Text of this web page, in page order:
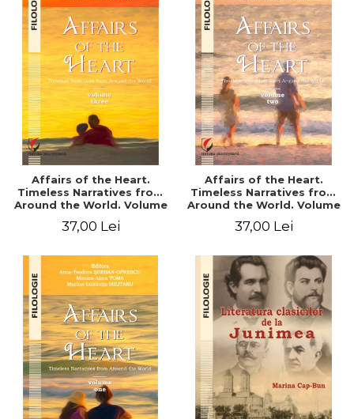
Affairs of the Heart.
Timeless Narratives from
Around the World. Volume
37,00 Lei
Affairs of the Heart.
Timeless Narratives from
Around the World. Volume
37,00 Lei